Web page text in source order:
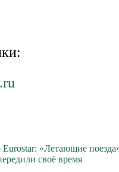
Eurostar: «Летающие
своё время